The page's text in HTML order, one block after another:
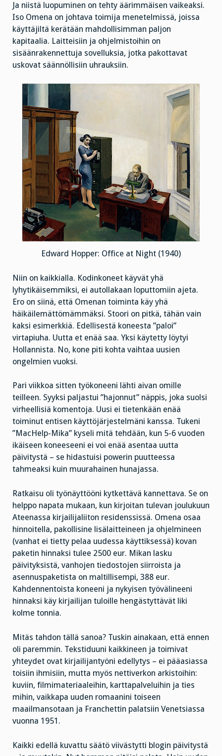
Ja niistä luopuminen on tehty äärimmäisen vaikeaksi.
Iso Omena on johtava toimija menetelmissä, joissa
käyttäjiltä kerätään mahdollisimman paljon
kapitaalia. Laitteisiin ja ohjelmistoihin on
sisäänrakennettuja sovelluksia, jotka pakottavat
uskovat säännöllisiin uhrauksiin.
Edward Hopper: Office at Night (1940)
Niin on kaikkialla. Kodinkoneet käyvät yhä
lyhytikäisemmiksi, ei autollakaan loputtomiin ajeta.
Ero on siinä, että Omenan toiminta käy yhä
häikäilemättömämmäksi. Stoori on pitkä, tähän vain
kaksi esimerkkiä. Edellisestä koneesta ”paloi”
virtapiuha. Uutta et enää saa. Yksi käytetty löytyi
Hollannista. No, kone piti kohta vaihtaa uusien
ongelmien vuoksi.
Pari viikkoa sitten työkoneeni lähti aivan omille
teilleen. Syyksi paljastui ”hajonnut” näppis, joka suolsi
virheellisiä komentoja. Uusi ei tietenkään enää
toiminut entisen käyttöjärjestelmäni kanssa. Tukeni
”MacHelp-Mika” kyseli mitä tehdään, kun 5-6 vuoden
ikäiseen koneeseeni ei voi enää asentaa uutta
päivitystä – se hidastuisi powerin puutteessa
tahmeaksi kuin muurahainen hunajassa.
Ratkaisu oli työnäyttööni kytkettävä kannettava. Se on
helppo napata mukaan, kun kirjoitan tulevan joulukuun
Ateenassa kirjailijaliiton residenssissä. Omena osaa
hinnoitella, pakollisine lisälaitteineen ja ohjelmineen
(vanhat ei tietty pelaa uudessa käyttiksessä) kovan
paketin hinnaksi tulee 2500 eur. Mikan lasku
päivityksistä, vanhojen tiedostojen siirroista ja
asennuspaketista on maltillisempi, 388 eur.
Kahdennentoista koneeni ja nykyisen työvälineeni
hinnaksi käy kirjailijan tuloille hengästyttävät liki
kolme tonnia.
Mitäs tahdon tällä sanoa? Tuskin ainakaan, että ennen
oli paremmin. Tekstiduuni kaikkineen ja toimivat
yhteydet ovat kirjailijantyöni edellytys – ei pääasiassa
toisiin ihmisiin, mutta myös nettiverkon arkistoihin:
kuviin, filmimateriaaleihin, karttapalveluihin ja ties
mihin, vaikkapa uuden romaanini toiseen
maailmansotaan ja Franchettin palatsiin Venetsiassa
vuonna 1951.
Kaikki edellä kuvattu säätö viivästytti blogin päivitystä